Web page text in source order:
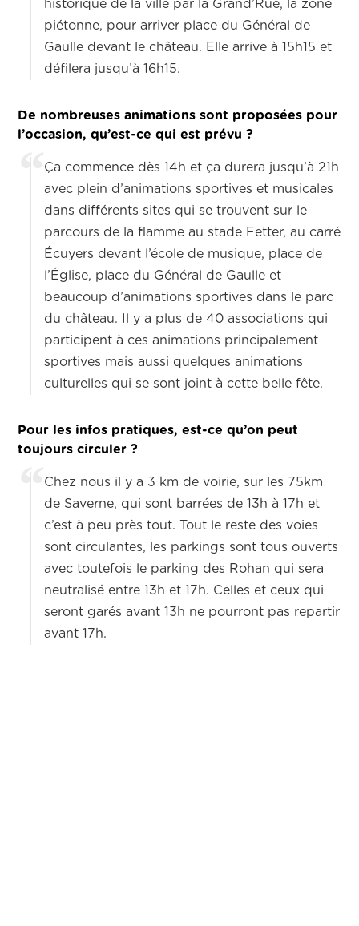
historique de la ville par la Grand’Rue, la zone
piétonne, pour arriver place du Général de
Gaulle devant le château. Elle arrive à 15h15 et
défilera jusqu’à 16h15.
De nombreuses animations sont proposées pour
l’occasion, qu’est-ce qui est prévu ?
Ça commence dès 14h et ça durera jusqu’à 21h
avec plein d’animations sportives et musicales
dans différents sites qui se trouvent sur le
parcours de la flamme au stade Fetter, au carré
Écuyers devant l’école de musique, place de
l’Église, place du Général de Gaulle et
beaucoup d’animations sportives dans le parc
du château. Il y a plus de 40 associations qui
participent à ces animations principalement
sportives mais aussi quelques animations
culturelles qui se sont joint à cette belle fête.
Pour les infos pratiques, est-ce qu’on peut
toujours circuler ?
Chez nous il y a 3 km de voirie, sur les 75km
de Saverne, qui sont barrées de 13h à 17h et
c’est à peu près tout. Tout le reste des voies
sont circulantes, les parkings sont tous ouverts
avec toutefois le parking des Rohan qui sera
neutralisé entre 13h et 17h. Celles et ceux qui
seront garés avant 13h ne pourront pas repartir
avant 17h.